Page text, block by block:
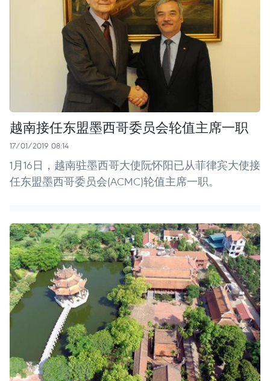
越南接任东盟墨西哥委员会轮值主席一职
17/01/2019 08:14
1月16日，越南驻墨西哥大使阮怀阳已从菲律宾大使接
任东盟墨西哥委员会(ACMC)轮值主席一职。